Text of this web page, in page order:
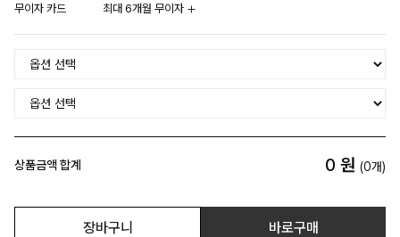
무이자 카드 최대 6개월 무이자
상품금액 합계 0 원 (0개)
장바구니 바로구매